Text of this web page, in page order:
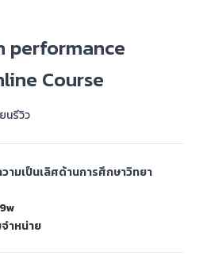
performance
Course
นรีวิว
ามเป็นเลิศด้านการศึกษาวิทยา
ำหน่าย